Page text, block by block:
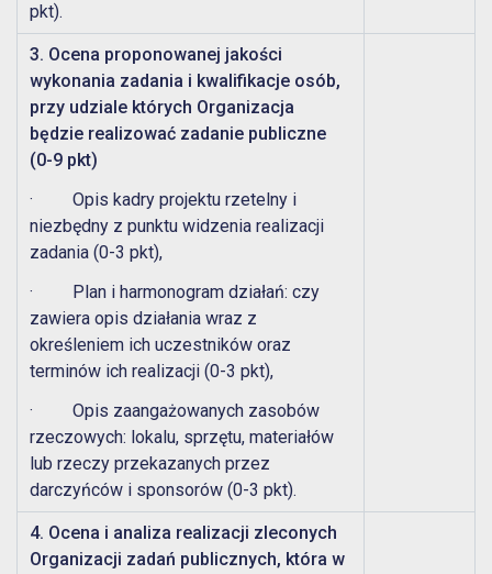
pkt).
3. Ocena proponowanej jakości
wykonania zadania i kwalifikacje osób,
przy udziale których Organizacja
będzie realizować zadanie publiczne
(0-9 pkt)
· Opis kadry projektu rzetelny i
niezbędny z punktu widzenia realizacji
zadania (0-3 pkt),
· Plan i harmonogram działań: czy
zawiera opis działania wraz z
określeniem ich uczestników oraz
terminów ich realizacji (0-3 pkt),
· Opis zaangażowanych zasobów
rzeczowych: lokalu, sprzętu, materiałów
lub rzeczy przekazanych przez
darczyńców i sponsorów (0-3 pkt).
4. Ocena i analiza realizacji zleconych
Organizacji zadań publicznych, która w